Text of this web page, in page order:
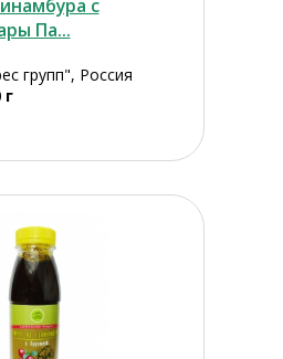
с
Па...
групп", Россия
г